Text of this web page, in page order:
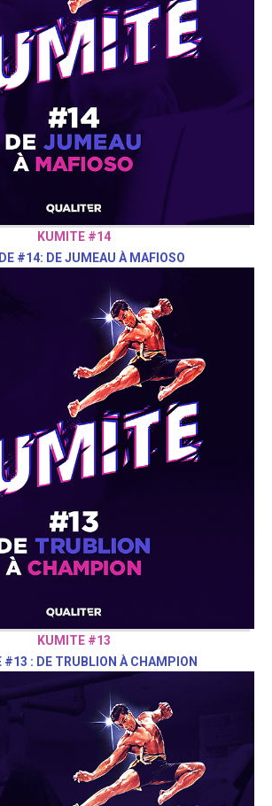
KUMITE #14
#14: DE JUMEAU À MAFIOSO
KUMITE #13
#13 : DE TRUBLION À CHAMPION